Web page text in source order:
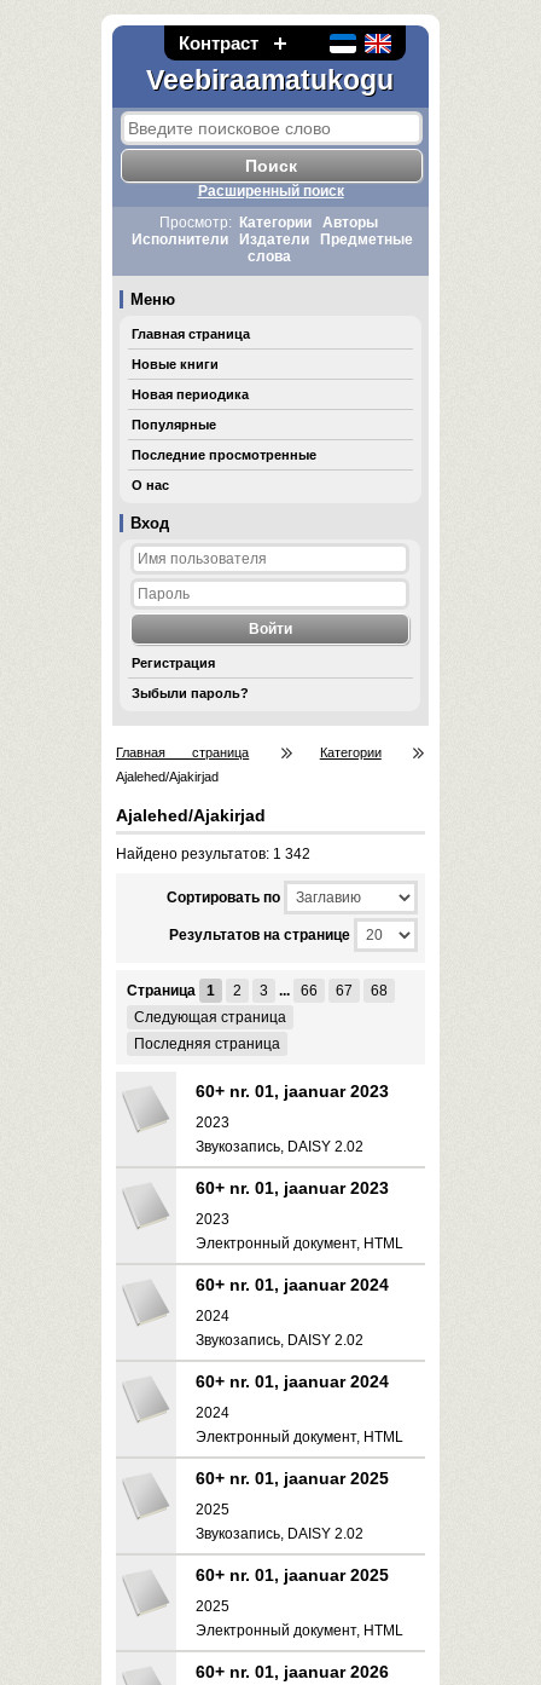
Контраст
Veebiraamatukogu
Вход
Регистрация
Зыбыли пароль?
Расширенный поиск
Просмотр:
Категории
Авторы
Исполнители
Издатели
Предметные
слова
Меню
Главная страница
Новые книги
Новая периодика
Популярные
Последние просмотренные
О нас
Главная страница
Категории
Ajalehed/Ajakirjad
Ajalehed/Ajakirjad
Найдено результатов: 1 342
Cортировать по
Результатов на странице
Страница 1 2 3 ... 66 67
68
Следующая страница
Последняя страница
60+ nr. 01, jaanuar 2023
2023
Звукозапись, DAISY 2.02
60+ nr. 01, jaanuar 2023
2023
Электронный документ, HTML
60+ nr. 01, jaanuar 2024
2024
Звукозапись, DAISY 2.02
60+ nr. 01, jaanuar 2024
2024
Электронный документ, HTML
60+ nr. 01, jaanuar 2025
2025
Звукозапись, DAISY 2.02
60+ nr. 01, jaanuar 2025
2025
Электронный документ, HTML
60+ nr. 01, jaanuar 2026